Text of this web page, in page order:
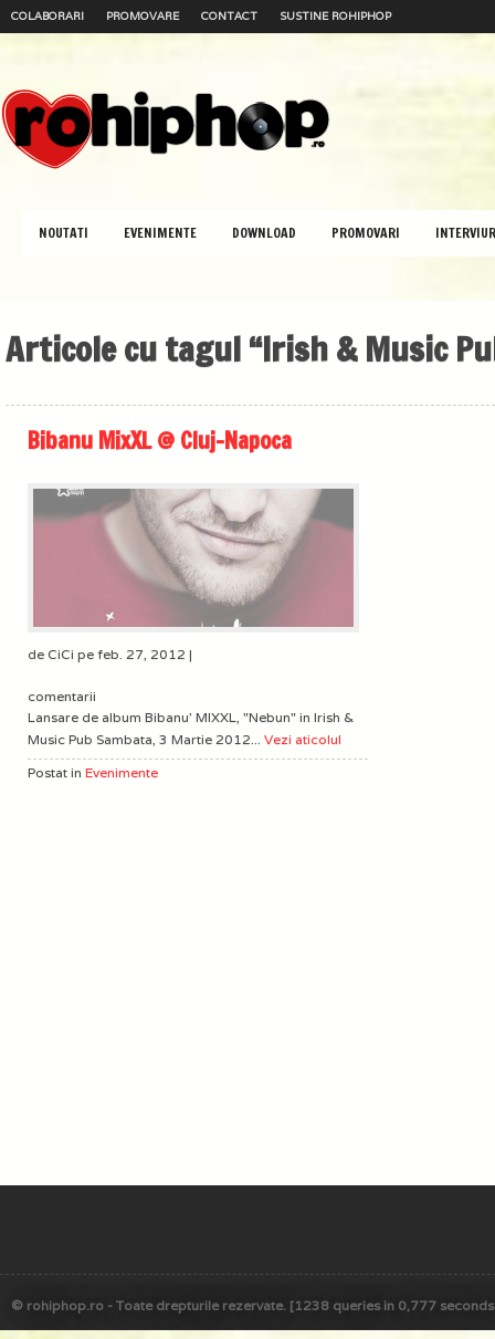
COLABORARI PROMOVARE CONTACT SUSTINE ROHIPHOP
NOUTATI EVENIMENTE DOWNLOAD PROMOVARI
Articole cu tagul “Irish & Music
Bibanu MixXL @ Cluj-Napoca
de CiCi pe feb. 27, 2012 |
comentarii
Lansare de album Bibanu’ MIXXL, "Nebun" in Irish &
Music Pub Sambata, 3 Martie 2012... Vezi aticolul
Postat in Evenimente
© rohiphop.ro - Toate drepturile rezervate. [1238 queries in 0,777